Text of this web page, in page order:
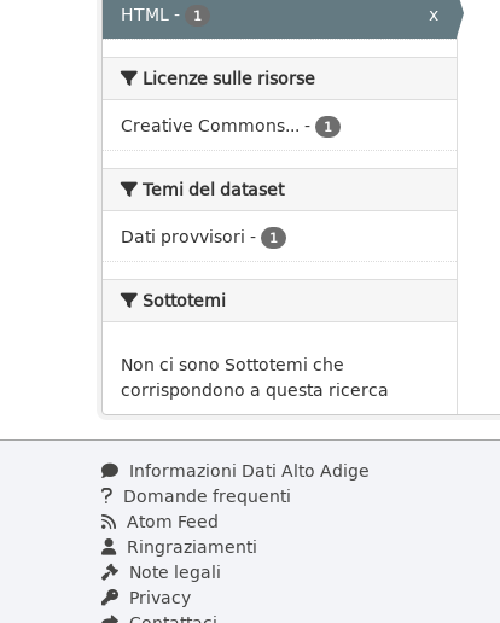
HTML- 1 x
Licenze sulle risorse
Creative Commons... - 1
Temi del dataset
Dati provvisori - 1
Sottotemi
Non ci sono Sottotemi che
corrispondono a questa ricerca
Informazioni Dati Alto Adige
Domande frequenti
Atom Feed
Ringraziamenti
Note legali
Privacy